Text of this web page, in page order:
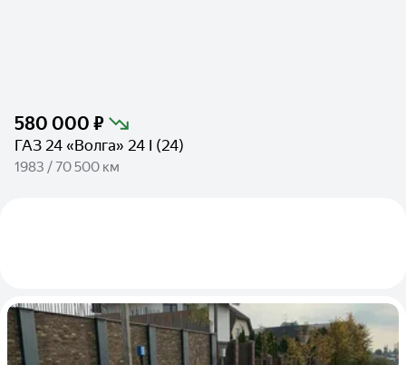
580 000 ₽
ГАЗ 24 «Волга» 24 I (24)
1983 / 70 500 км